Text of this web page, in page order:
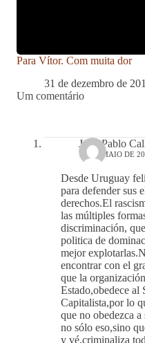
Para Vítor. Com muita dor
31 de dezembro de
Um comentário
Juan Pablo
13 DE MAIO DE
Desde Uruguay
para defender sus
derechos.El
las múltiples
discriminación,
politica de
mejor
encontrar con el
que la
Estado,obedece al
Capitalista,por lo
que no obedezca
no sólo eso,sino
y vé,criminaliza